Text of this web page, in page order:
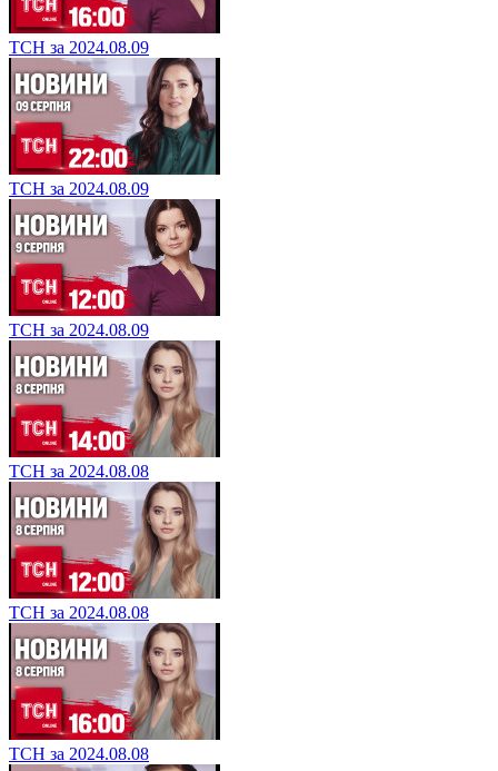
ТСН за 2024.08.09
ТСН за 2024.08.09
ТСН за 2024.08.09
ТСН за 2024.08.08
ТСН за 2024.08.08
ТСН за 2024.08.08